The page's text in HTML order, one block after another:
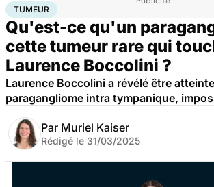
AccueilSanté
TUMEUR
Qu'est-ce qu'un
cette tumeur rare qui
Laurence Boccolini ?
Laurence Boccolini a révélé être
paragangliome intra tympanique,
Par Muriel Kaiser
Rédigé le 31/03/2025